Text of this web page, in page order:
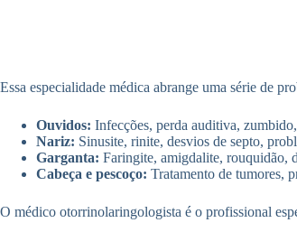
Essa especialidade médica abrange uma série de
Ouvidos: Infecções, perda auditiva,
Nariz: Sinusite, rinite, desvios de septo,
Garganta: Faringite, amigdalite, rouquidão,
Cabeça e pescoço: Tratamento de tumores,
O médico otorrinolaringologista é o profissional